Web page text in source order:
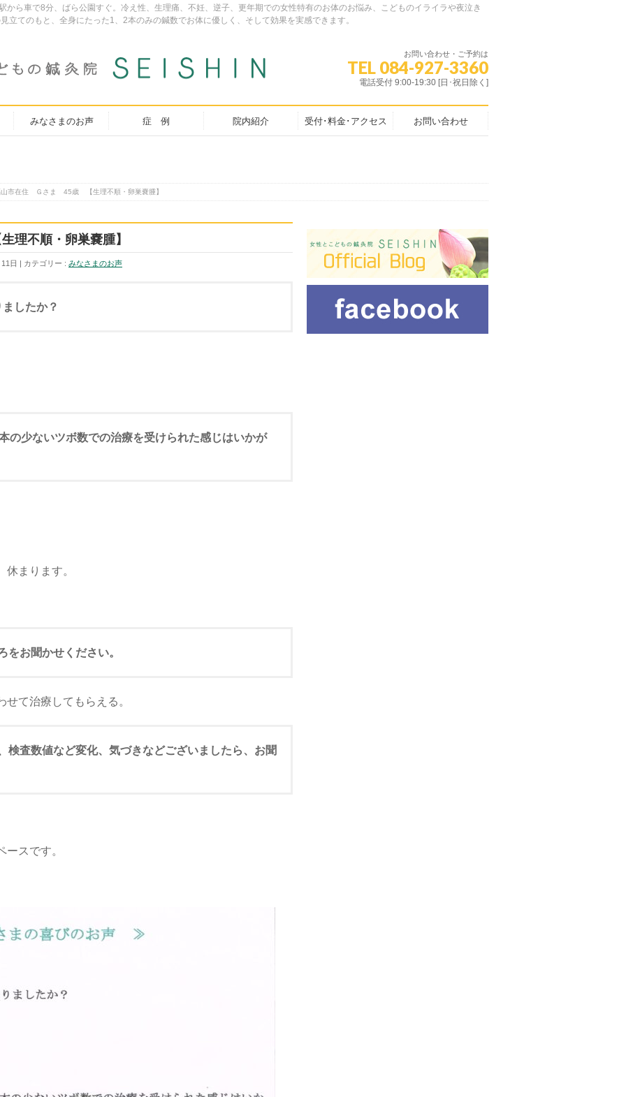
から車で8分、ばら公園すぐ。冷え性、生理痛、不妊、逆子、更年期での女性特有のお体のお悩み、こどものイライラや夜泣き
立てのもと、全身にたった1、2本のみの鍼数でお体に優しく、そして効果を実感できます。
お問い合わせ・ご予約は
TEL 084-927-3360
電話受付 9:00-19:30 [日･祝日除く]
みなさまのお声 症 例 院内紹介 受付･料金･アクセス お問い合わせ
山市在住 Ｇさま 45歳 【生理不順・卵巣嚢腫】
不順・卵巣嚢腫】
日 カテゴリー : みなさまのお声
したか？
少ないツボ数での治療を受けられた感じはいかが
まります。
お聞かせください。
て治療してもらえる。
査数値など変化、気づきなどございましたら、お聞
スです。